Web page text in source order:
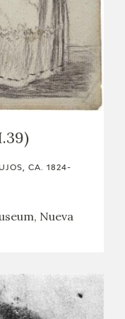
CA. 1824-
Nueva